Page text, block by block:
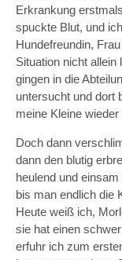
Erkrankung
spuckte Blut, und
Hundefreundin,
Situation nicht allein
gingen in die
untersucht und dort
meine Kleine
Doch dann
dann den blutig
heulend und
bis man endlich die
Heute weiß ich,
sie hat einen
erfuhr ich zum